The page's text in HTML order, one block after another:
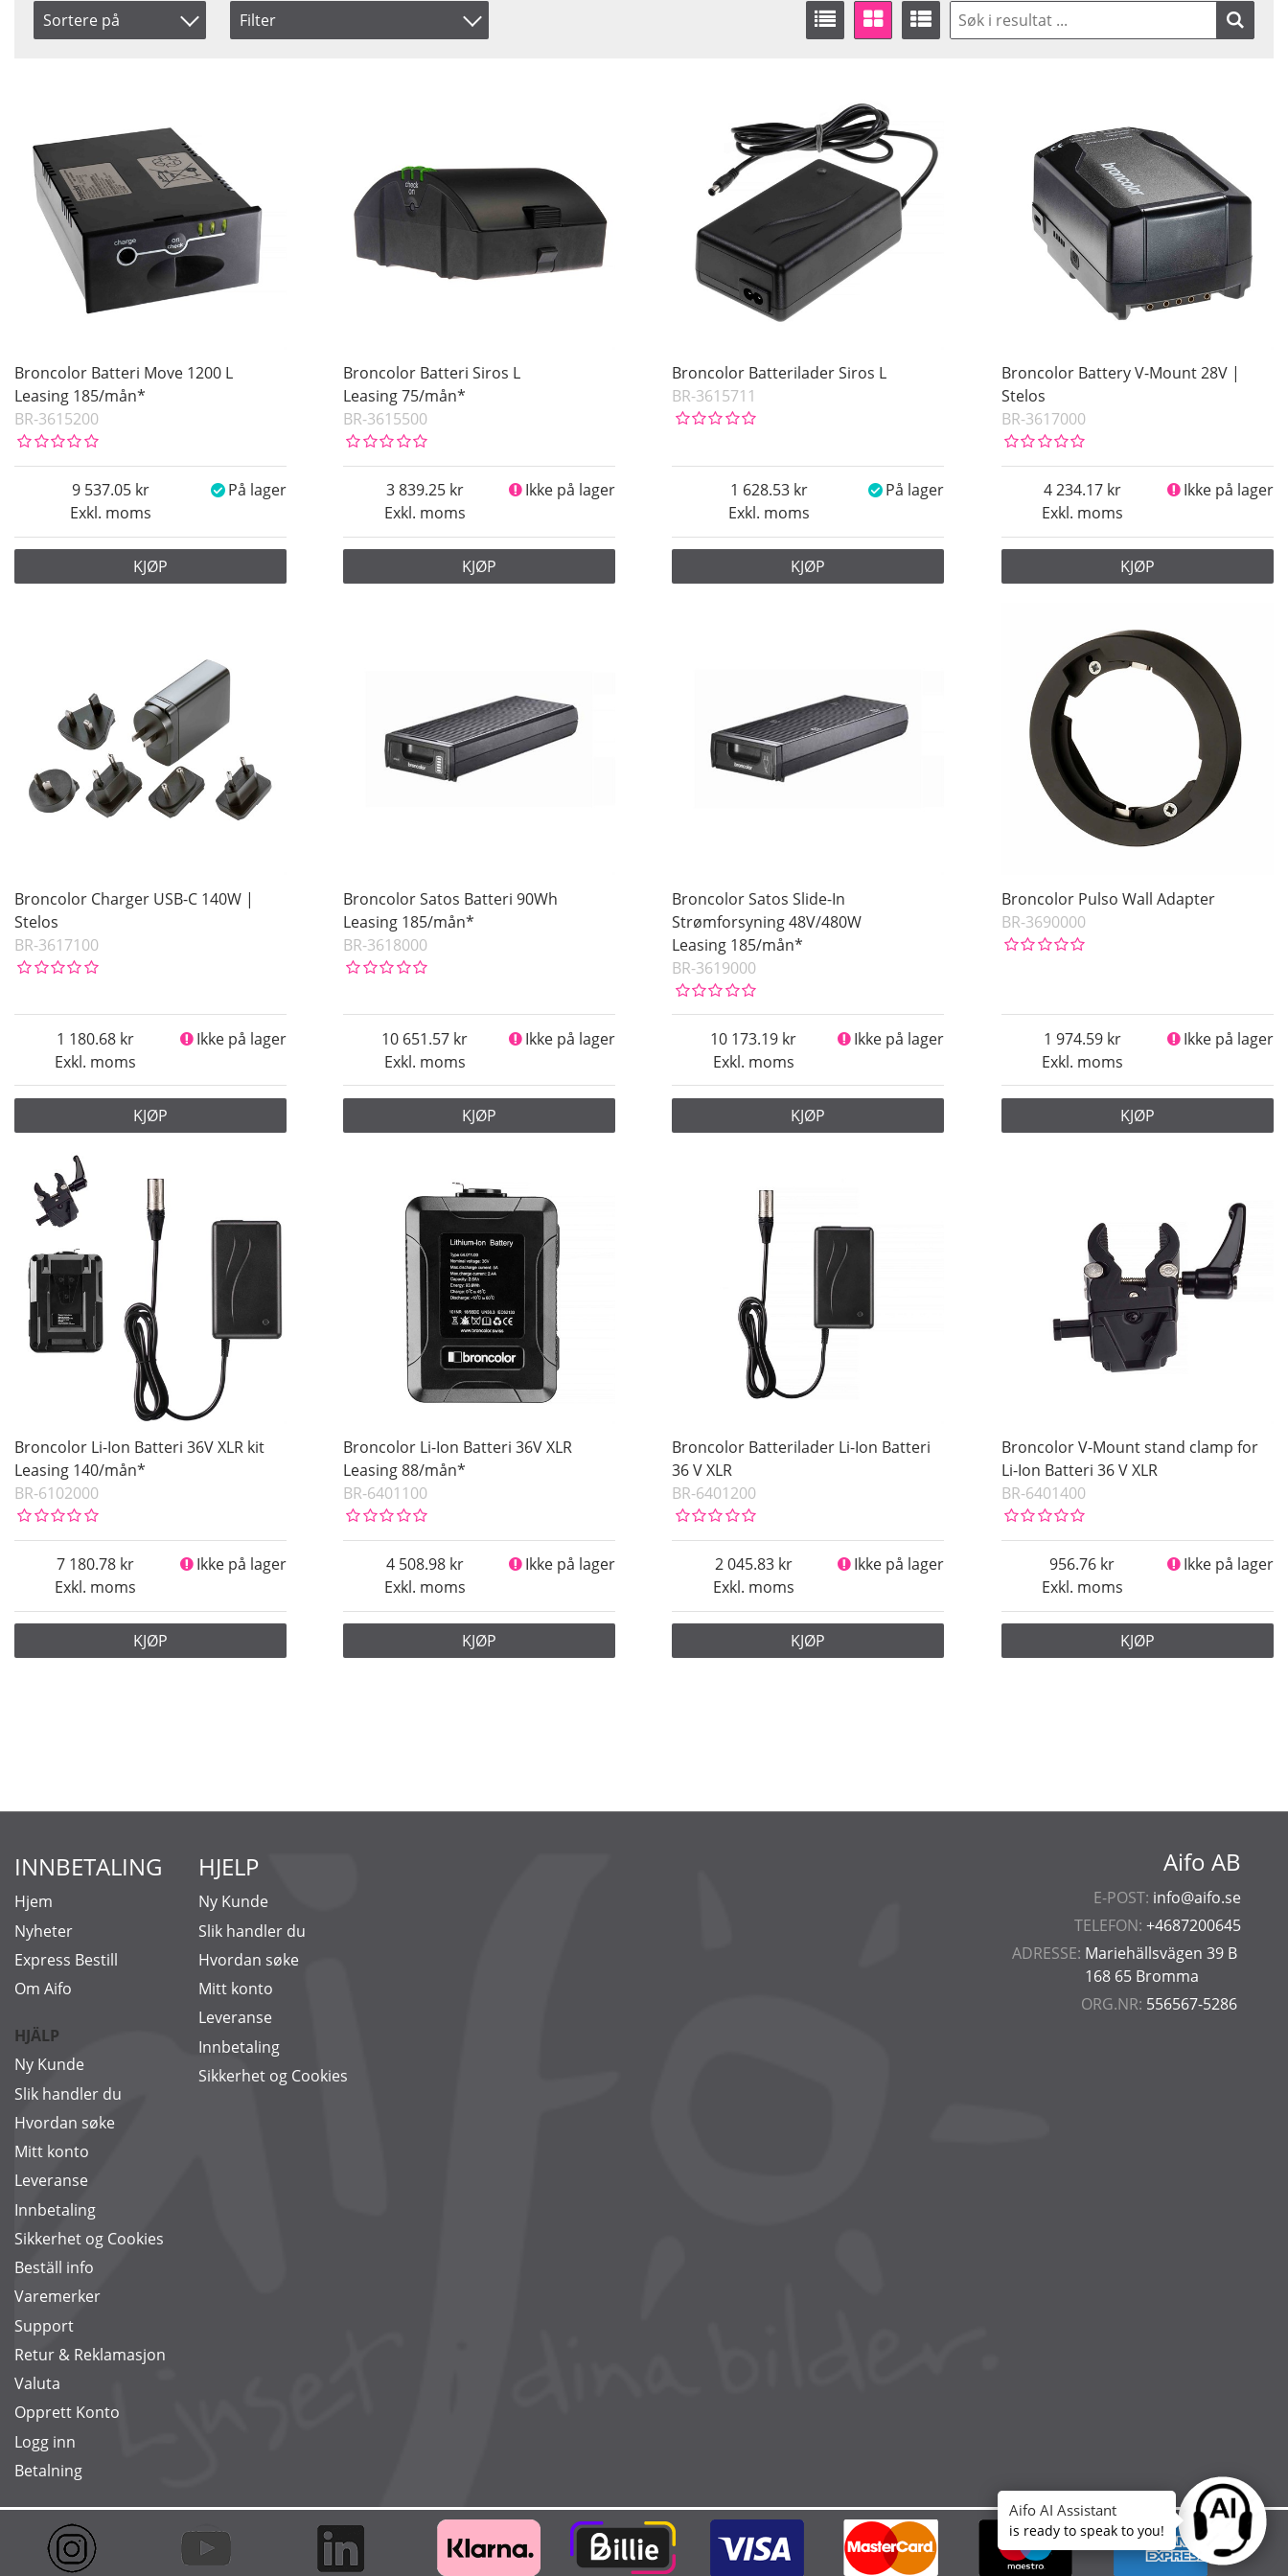
Sortere på Filter
Broncolor Batteri Move 1200 L
Leasing 185/mån*
BR-3615200
Exkl. moms
9 537.05 På lager
KJØP
Broncolor Batteri Siros L
Leasing 75/mån*
BR-3615500
Exkl. moms
3 839.25 Ikke på lager
KJØP
Broncolor Batterilader Siros L
BR-3615711
Exkl. moms
1 628.53 På lager
KJØP
Broncolor Battery V-Mount 28V |
Stelos
BR-3617000
Exkl. moms
4 234.17 Ikke på lager
KJØP
Broncolor Charger USB-C 140W |
Stelos
BR-3617100
Exkl. moms
1 180.68 Ikke på lager
KJØP
Broncolor Satos Batteri 90Wh
Leasing 185/mån*
BR-3618000
Exkl. moms
10 651.57 Ikke på lager
KJØP
Broncolor Satos Slide-In
Strømforsyning 48V/480W
Leasing 185/mån*
BR-3619000
Exkl. moms
10 173.19 Ikke på lager
KJØP
Broncolor Pulso Wall Adapter
BR-3690000
Exkl. moms
1 974.59 Ikke på lager
KJØP
Broncolor Li-Ion Batteri 36V XLR kit
Leasing 140/mån*
BR-6102000
Exkl. moms
7 180.78 Ikke på lager
KJØP
Broncolor Li-Ion Batteri 36V XLR
Leasing 88/mån*
BR-6401100
Exkl. moms
4 508.98 Ikke på lager
KJØP
Broncolor Batterilader Li-Ion Batteri
36 V XLR
BR-6401200
Exkl. moms
2 045.83 Ikke på lager
KJØP
Broncolor V-Mount stand clamp for
Li-Ion Batteri 36 V XLR
BR-6401400
Exkl. moms
956.76 Ikke på lager
KJØP
Aifo AB
E-POST: info@aifo.se
TELEFON: +4687200645
ADRESSE: Mariehällsvägen 39 B
168 65 Bromma
ORG.NR: 556567-5286
INNBETALING
Hjem
Nyheter
Express Bestill
Om Aifo
HJÄLP
Ny Kunde
Slik handler du
Hvordan søke
Mitt konto
Leveranse
Innbetaling
Sikkerhet og Cookies
Beställ info
Varemerker
Support
Retur & Reklamasjon
Valuta
Opprett Konto
Logg inn
Betalning
HJELP
Ny Kunde
Slik handler du
Hvordan søke
Mitt konto
Leveranse
Innbetaling
Sikkerhet og Cookies
Ask
Aifo AI Assistant
is ready to speak to you!